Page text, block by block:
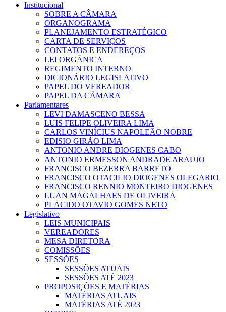
Institucional
SOBRE A CÂMARA
ORGANOGRAMA
PLANEJAMENTO ESTRATÉGICO
CARTA DE SERVIÇOS
CONTATOS E ENDEREÇOS
LEI ORGÂNICA
REGIMENTO INTERNO
DICIONÁRIO LEGISLATIVO
PAPEL DO VEREADOR
PAPEL DA CÂMARA
Parlamentares
LEVI DAMASCENO BESSA
LUIS FELIPE OLIVEIRA LIMA
CARLOS VINÍCIUS NAPOLEÃO NOBRE
EDISIO GIRÃO LIMA
ANTONIO ANDRE DIOGENES CABO
ANTONIO ERMESSON ANDRADE ARAUJO
FRANCISCO BEZERRA BARRETO
FRANCISCO OTACILIO DIOGENES OLEGARIO
FRANCISCO RENNIO MONTEIRO DIOGENES
LUAN MAGALHAES DE OLIVEIRA
PLACIDO OTAVIO GOMES NETO
Legislativo
LEIS MUNICIPAIS
VEREADORES
MESA DIRETORA
COMISSÕES
SESSÕES
SESSÕES ATUAIS
SESSÕES ATÉ 2023
PROPOSIÇÕES E MATÉRIAS
MATÉRIAS ATUAIS
MATÉRIAS ATÉ 2023